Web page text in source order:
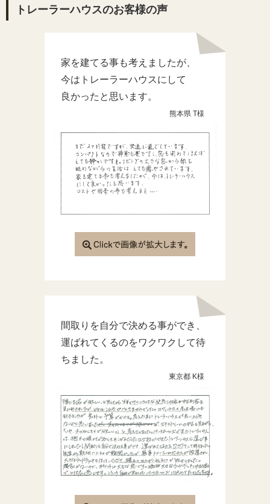
トレーラーハウスのお客様の声
家を建てる事も考えましたが、
今はトレーラーハウスにして
良かったと思います。
熊本県 T様
間取りを自分で決める事ができ、
運ばれてくるのをワクワクして待
ちました。
東京都 K様